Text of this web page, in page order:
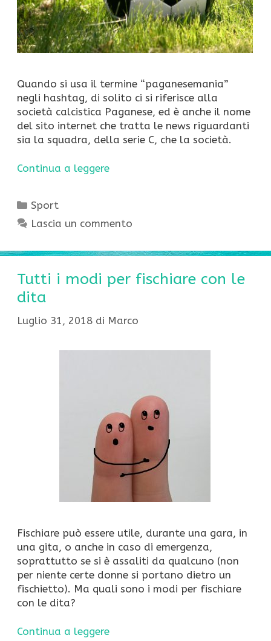
Quando si usa il termine “paganesemania”
negli hashtag, di solito ci si riferisce alla
società calcistica Paganese, ed è anche il nome
del sito internet che tratta le news riguardanti
sia la squadra, della serie C, che la società.
Continua a leggere
Categorie
Sport
Lascia un commento
Tutti i modi per fischiare con le
dita
Luglio 31, 2018 di Marco
Fischiare può essere utile, durante una gara, in
una gita, o anche in caso di emergenza,
soprattutto se si è assaliti da qualcuno (non
per niente certe donne si portano dietro un
fischietto). Ma quali sono i modi per fischiare
con le dita?
Continua a leggere